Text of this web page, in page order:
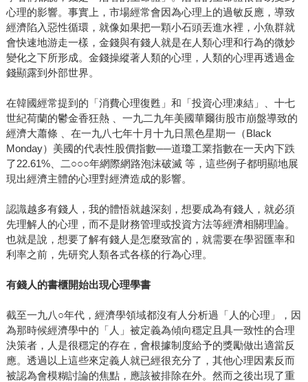
心理的影響。事實上，市場經常會因為心理上的過敏反應，導致
經濟陷入惡性循環，就像如果把一顆小石頭丟進水裡，小魚群就
會快速地游走一樣，金錢與有錢人就是在人類心理和行為的微妙
變化之下所形成。金錢操縱著人類的心理，人類的心理再透過金
錢顯露到外部世界。
在韓國經常提到的「消費心理復甦」和「投資心理凍結」、十七
世紀荷蘭的鬱金香狂熱 、一九二九年美國華爾街股市崩盤導致的
經濟大蕭條 、在一九八七年十月十九日黑色星期一（Black
Monday）美國的代表性股價指數──道瓊工業指數在一天內下跌
了22.61%、二○○○年網際網路泡沫破滅 等，這些例子都明顯地展
現出經濟主體的心理對經濟造成的影響。
認識越多有錢人，我的體悟就越深刻，想要成為有錢人，就必須
先理解人的心理，而不是財務管理或投資方法等經濟相關理論。
也就是說，想要了解有錢人是怎麼致富的，就需要在學習匯率和
利率之前，先研究人類各式各樣的行為心理。
有錢人的書櫃開始出現心理學書
截至一九八○年代，經濟學領域都沒有人分析過「人的心理」，因
為那時候經濟學中的「人」被定義為傾向穩定且具一致性的合理
決策者，人是很穩定的存在，會根據制度給予的獎勵做出適當反
應。透過以上這些來定義人就已經很充分了，其他心理因素反而
被認為會模糊討論的焦點，應該被排除在外。然而之後出現了重